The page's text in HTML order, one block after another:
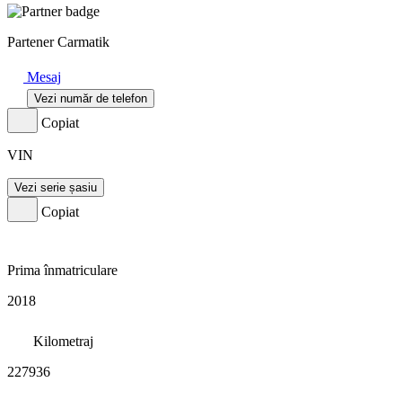
Partener Carmatik
Mesaj
Vezi număr de telefon
Copiat
VIN
Vezi serie șasiu
Copiat
Prima înmatriculare
2018
Kilometraj
227936